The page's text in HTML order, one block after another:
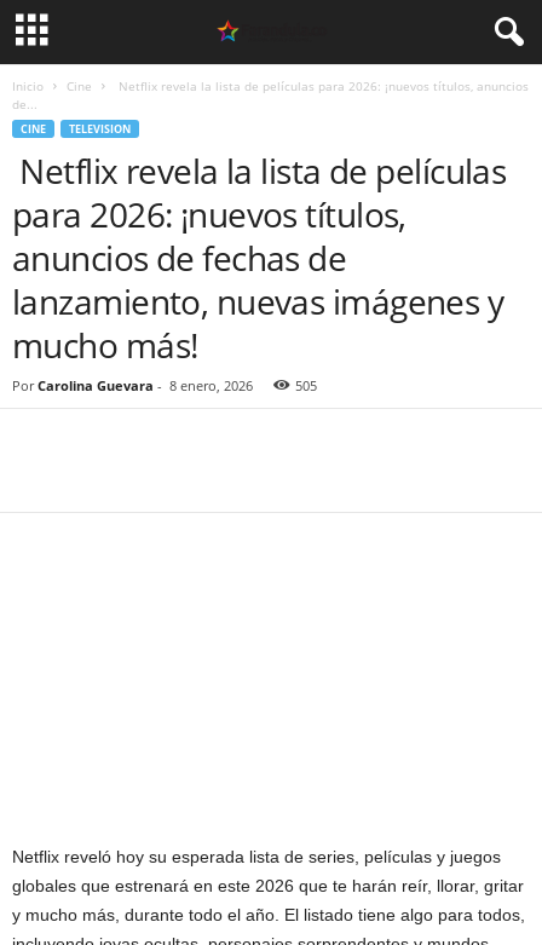
Inicio Cine
Netflix revela la lista de películas para 2026: ¡nuevos títulos, anuncios
de...
CINE TELEVISION
Netflix revela la lista de películas
para 2026: ¡nuevos títulos,
anuncios de fechas de
lanzamiento, nuevas imágenes y
mucho más!
Por Carolina Guevara - 8 enero, 2026 505
Netflix reveló hoy su esperada lista de series, películas y juegos
globales que estrenará en este 2026 que te harán reír, llorar, gritar
y mucho más, durante todo el año. El listado tiene algo para todos,